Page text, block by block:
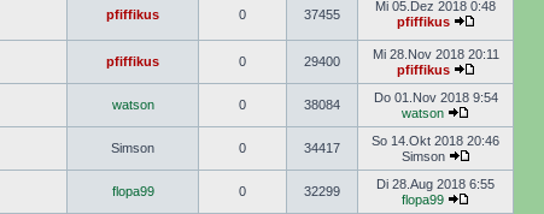
pfiffikus 0 37455
Mi 05.Dez 2018 0:48
pfiffikus
pfiffikus 0 29400
Mi 28.Nov 2018 20:11
pfiffikus
watson 0 38084
Do 01.Nov 2018 9:54
watson
Simson 0 34417
So 14.Okt 2018 20:46
Simson
flopa99 0 32299
Di 28.Aug 2018 6:55
flopa99